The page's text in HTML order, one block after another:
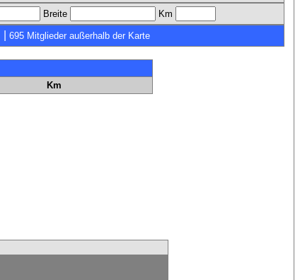
Breite Km
695 Mitglieder außerhalb der Karte
Km